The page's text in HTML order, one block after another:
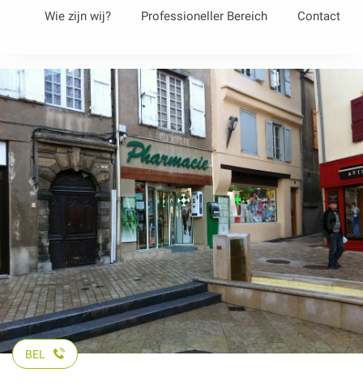
principal
Wie zijn wij? Professioneller Bereich Contact
BEL